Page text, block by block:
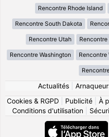
Rencontre Rhode Island
Rencontre South Dakota
Rencontre Utah Rencontre
Rencontre Washington Rencontre
Actualités|
Cookies & RGPD
Publicité À
Conditions d'utilisation|